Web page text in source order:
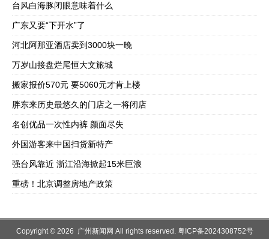
台风白海豚闭眼意味着什么
广东又要“下开水”了
河北阿那亚酒店卖到3000块一晚
万岁山接盘烂尾恒大文旅城
搬家报价570元 要5060元才肯上楼
胖东来历史最悠久的门店之一将闭店
名创优品一次性内裤 颜面尽失
外国游客来中国扫货新特产
强台风靠近 浙江沿海掀起15米巨浪
重磅！北京调整房地产政策
Copyright © 2026 广州新闻网 All rights reserved. 粤ICP备2024308752号